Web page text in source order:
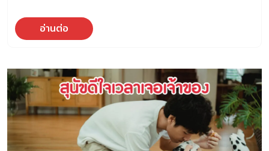
เพื่อให้ทุกตัว ทุกคน อยู่ร่วมกันอย่างสบายใจ “สุนัขควบคุม
พิเศษ” จึงไม่ใช่คำต้องห้าม แต่คือแนวทางหนึ่งที่หลายประเทศใช้
ความจริงคือ เขาแค่ “ต้องการความเข้าใจพิเศษ” ไม่ต่างจาก
เด็กคนหนึ่งที่อาจขี้ตกใจไว ต้องการครูที่ใจเย็นกว่าปกติ แล้วเรา
จะเข้าใจและอยู่กับเขาได้อย่างไร ? สุนัขควบคุมพิเศษ คืออะไร
สุนัขกลุ่มนี้ ไม่ได้ถูกจำกัดเพราะนิสัย แต่เพราะพวกเขามีศักยภาพ
สูง แรงเยอะ แข็งแรง ฉลาด ตอบสนองไวและหากไม่ได้รับการ
อ่านต่อ